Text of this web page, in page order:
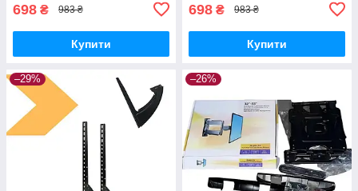
698 ₴ 983 ₴
Купити
698 ₴ 983 ₴
Купити
–29% –26%